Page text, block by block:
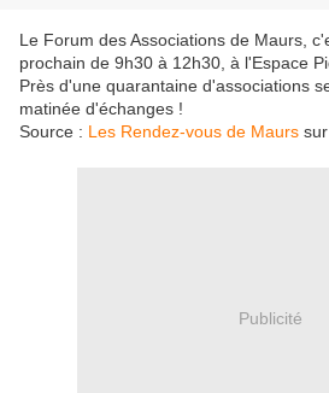
Le Forum des Associations de Maurs,
prochain de 9h30 à 12h30, à l'Espace
Près d'une quarantaine d'associations
matinée d'échanges !
Source : Les Rendez-vous de Maurs
Publicité